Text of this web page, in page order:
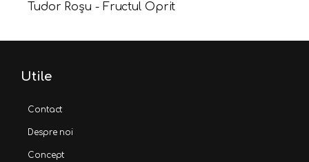
Tudor Roșu - Fructul Oprit
Utile
Contact
Despre noi
Concept